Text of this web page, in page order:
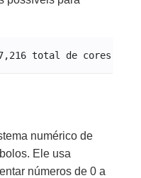
total de cores
numérico de
Ele usa
números de 0 a